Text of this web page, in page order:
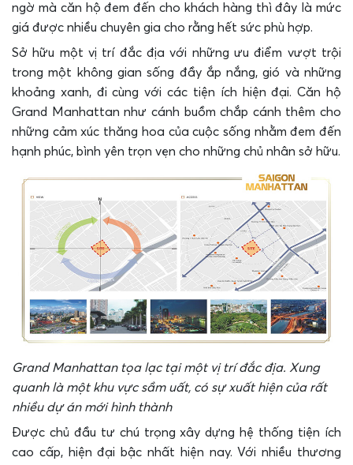
ngờ mà căn hộ đem đến cho khách hàng thì đây là mức
giá được nhiều chuyên gia cho rằng hết sức phù hợp.
Sở hữu một vị trí đắc địa với những ưu điểm vượt trội
trong một không gian sống đầy ắp nắng, gió và những
khoảng xanh, đi cùng với các tiện ích hiện đại. Căn hộ
Grand Manhattan như cánh buồm chắp cánh thêm cho
những cảm xúc thăng hoa của cuộc sống nhằm đem đến
hạnh phúc, bình yên trọn vẹn cho những chủ nhân sở hữu.
Grand Manhattan tọa lạc tại một vị trí đắc địa. Xung
quanh là một khu vực sầm uất, có sự xuất hiện của rất
nhiều dự án mới hình thành
Được chủ đầu tư chú trọng xây dựng hệ thống tiện ích
cao cấp, hiện đại bậc nhất hiện nay. Với nhiều thương